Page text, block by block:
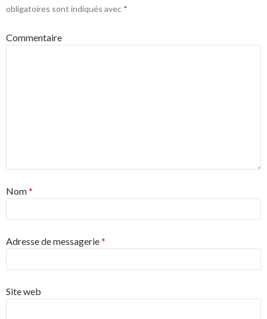
obligatoires sont indiqués avec *
Commentaire
Nom*
Adresse de messagerie*
Site web